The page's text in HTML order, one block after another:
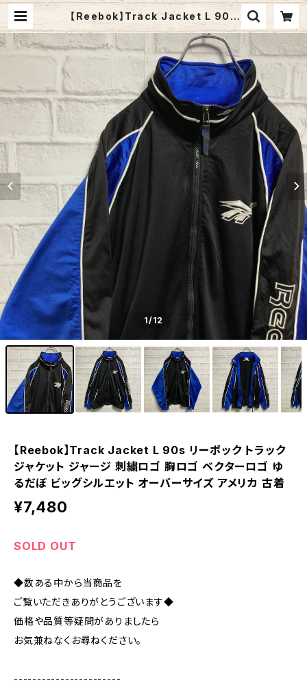
【Reebok】Track Jacket L 90s
リーボック トラックジャケット ジャー
ジ 刺繍ロゴ 胸ロゴ ベクターロゴ ゆ
るだぼ ビッグシルエット オーバーサ
イズ アメリカ 古着 | Fuzzy Fuzzy
1/12
【Reebok】Track Jacket L 90s リーボック トラック
ジャケット ジャージ 刺繍ロゴ 胸ロゴ ベクターロゴ ゆ
るだぼ ビッグシルエット オーバーサイズ アメリカ 古着
¥7,480
SOLD OUT
◆数ある中から当商品を
ご覧いただきありがとうございます◆
価格や品質等疑問がありましたら
お気兼ねなくお尋ねください。
-----------------------